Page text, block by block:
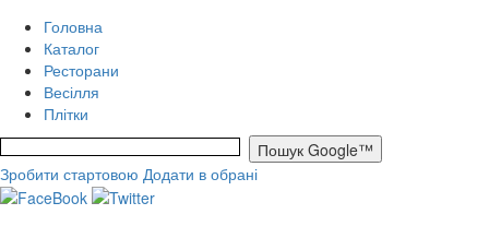
Головна
Каталог
Ресторани
Весілля
Плітки
Зробити стартовою Додати в обрані